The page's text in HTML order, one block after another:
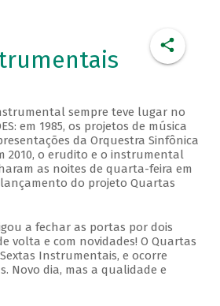
sempre teve lugar no
em 1985, os projetos de música
da Orquestra Sinfônica
2010, o erudito e o instrumental
as noites de quarta-feira em
do projeto Quartas
a fechar as portas por dois
volta e com novidades! O Quartas
Instrumentais, e ocorre
Novo dia, mas a qualidade e